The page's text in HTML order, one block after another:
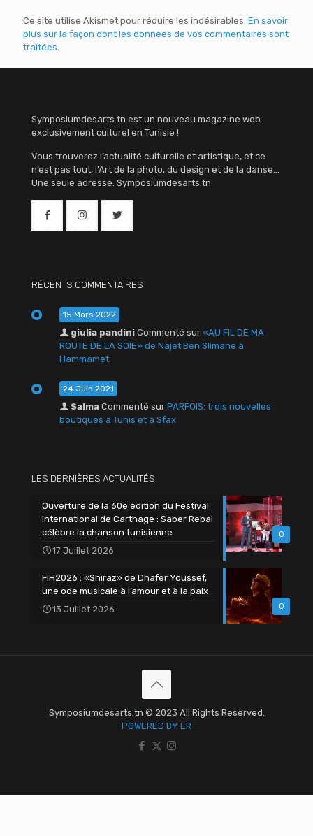
Ce site utilise Akismet pour réduire les indésirables. En savoir
plus sur la façon dont les données de vos commentaires sont
traitées
Symposiumdesarts.tn est un nouveau magazine web
exclusivement culturel en Tunisie !
Vous trouverez l’actualité culturelle et artistique, et ce
n’est pas tout, l’Art de la photo, du design et de la danse…
Une seule adresse: Symposiumdesarts.tn
RÉCENTS COMMENTAIRES
15 Mars 2022
giulia pandini Commenté sur «AU FIL DE MA
ROUTE DE LA SOIE» de Najet Ben Slimane à
Hammamet
24 Juin 2021
Salma Commenté sur PARFOIS: trois nouvelles
boutiques à Tunis et à Sfax
LES DERNIÈRES ACTUALITÉS
0
Ouverture de la 60e édition du Festival
international de Carthage : Saber Rebai
célèbre la chanson tunisienne
17 Juillet 2026
0
FIH2026 : «Shiraz» de Dhafer Youssef,
une ode musicale à l’amour et à la paix
13 Juillet 2026
Symposiumdesarts.tn © 2023 All Rights Reserved.
POWERED BY ER